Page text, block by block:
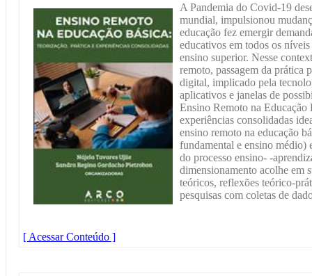
A Pandemia do Covid-19
mundial, impulsionou
educação fez emergir
educativos em todos os
ensino superior. Nesse
remoto, passagem da prática
digital, implicado pela
aplicativos e janelas de
Ensino Remoto na Educação
experiências consolidadas
ensino remoto na educação
fundamental e ensino médio)
do processo ensino- -
dimensionamento acolhe em
teóricos, reflexões teórico-
pesquisas com coletas de
[ Acessar Conteúdo ]